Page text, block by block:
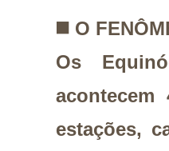
◼️ O
Os
estações,